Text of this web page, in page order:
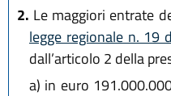
2. Le maggiori entrate
legge regionale n. 19
dall’articolo 2 della
a) in euro